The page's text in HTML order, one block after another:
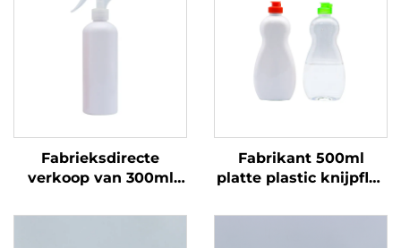
Fabrieksdirecte
verkoop van 300ml
gebruik. Ronde
Fabrikant 500ml
platte plastic knijpfles
producten met op